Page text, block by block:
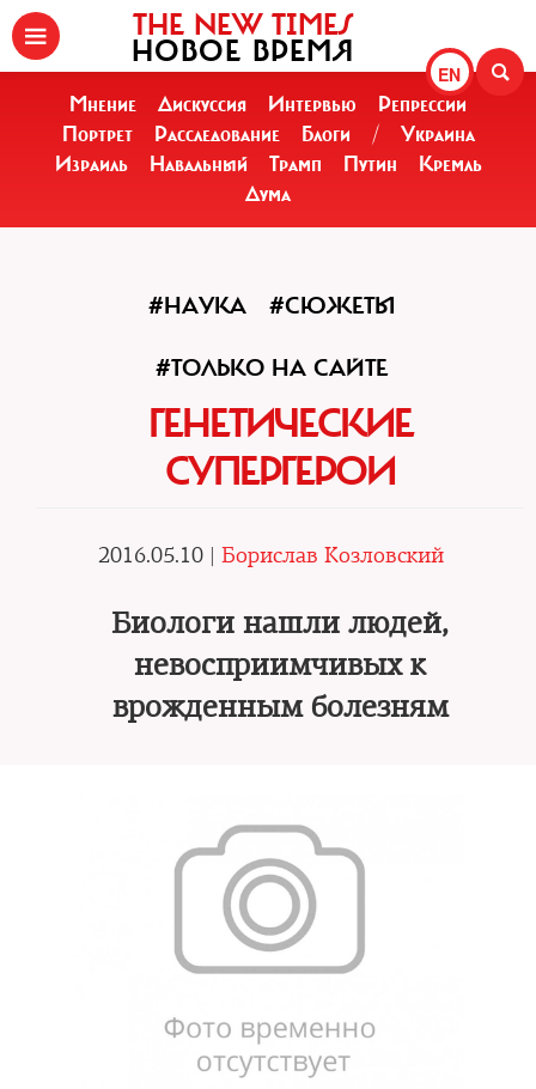
EN
THE NEW TIMES
НОВОЕ ВРЕМЯ
Мнение Дискуссия Интервью
Репрессии
Портрет
Расследование Блоги /
Украина
Израиль
Навальный Трамп Путин
Кремль
Дума
#НАУКА #СЮЖЕТЫ
#ТОЛЬКО НА САЙТЕ
ГЕНЕТИЧЕСКИЕ
СУПЕРГЕРОИ
2016.05.10 | Борислав Козловский
Биологи нашли людей,
невосприимчивых к
врожденным болезням